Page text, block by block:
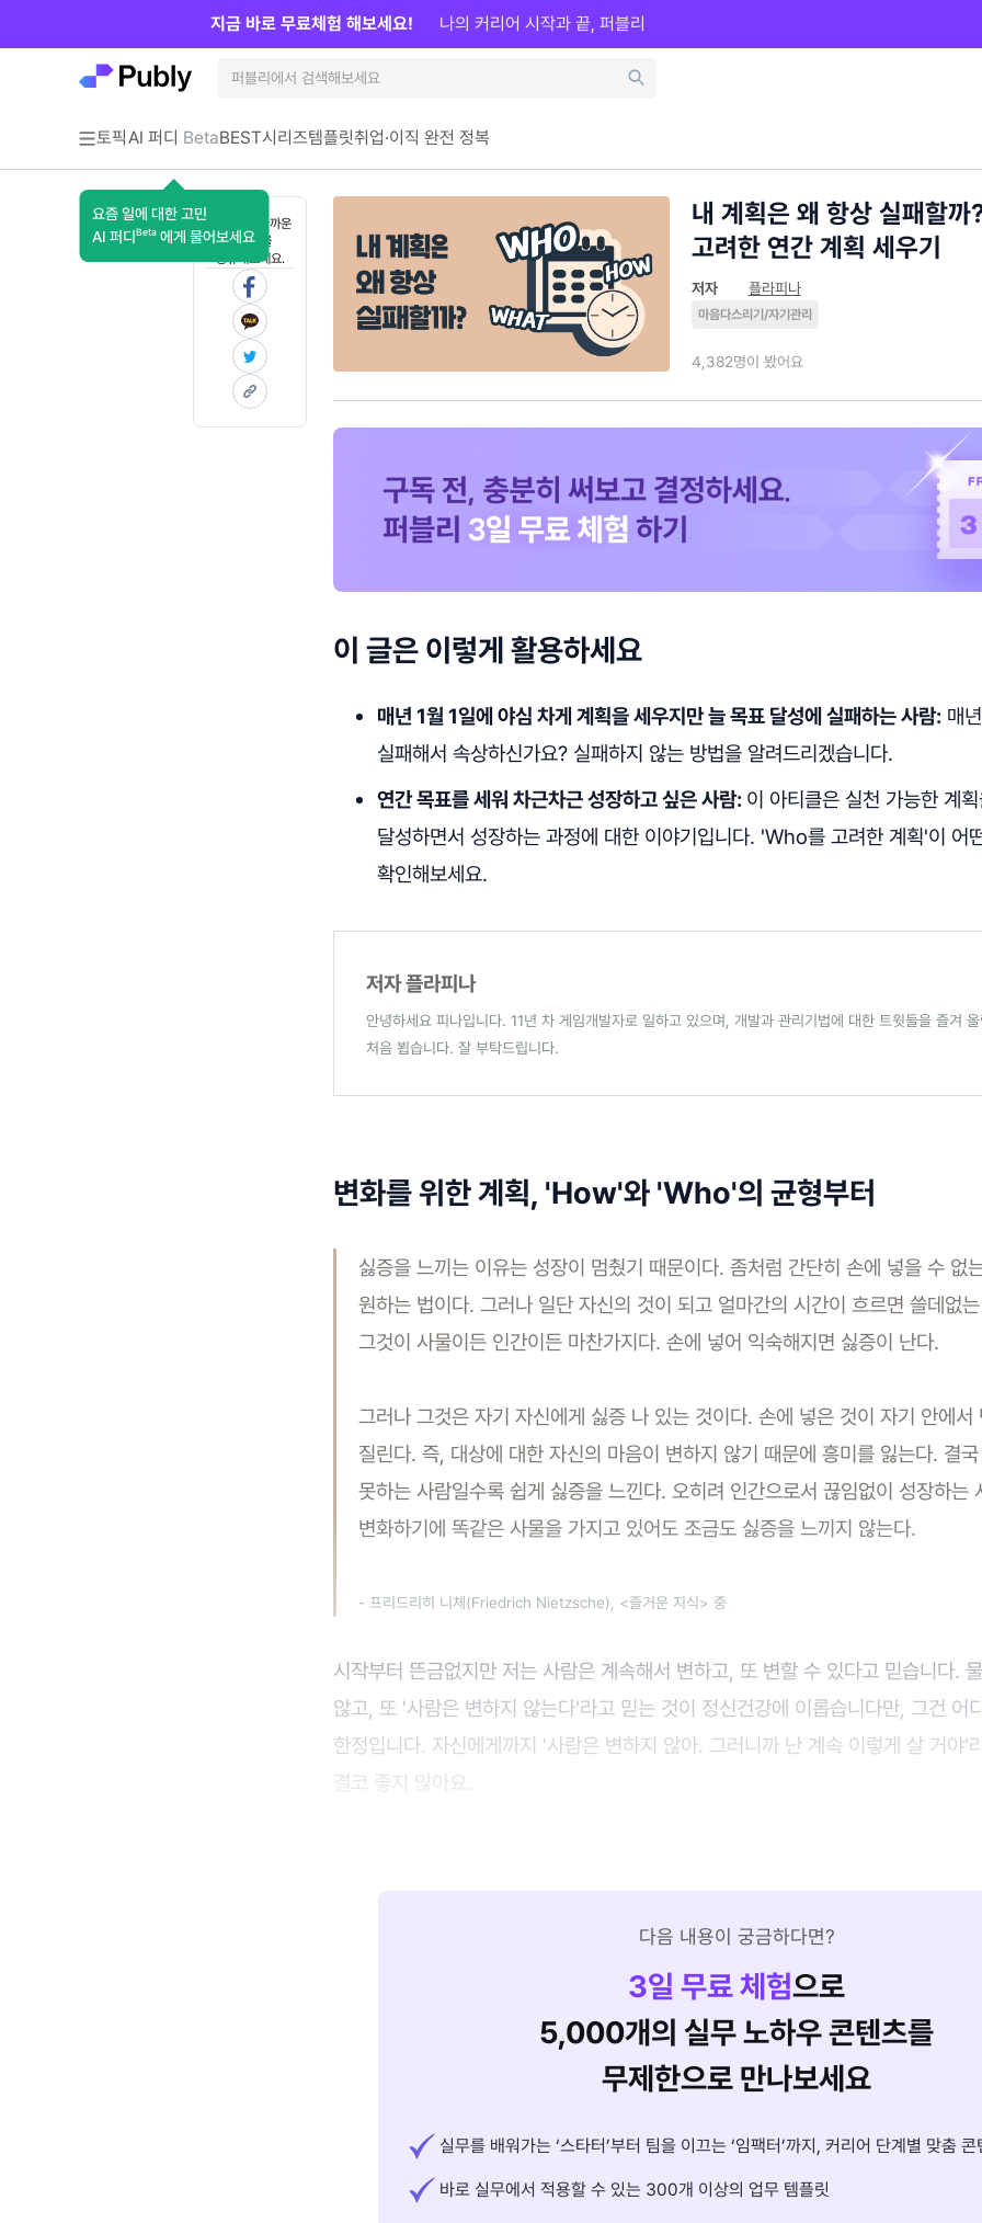
토픽AI 퍼디 Beta
요즘 일에 대한 고민
AI 퍼디 Beta 에게 물어보세요
BEST시리즈템플릿취업·이직 완전 정복
지금 바로 무료체험 해보세요! 나의 커리어 시작과 끝, 퍼블리
혼자 보기 아까운
콘텐츠를
공유해보세요.
내 계획은 왜 항상 실패할
고려한 연간 계획 세우기
저자 플라피나
마음다스리기/자기관리
4,382명이 봤어요
이 글은 이렇게 활용하세요
매년 1월 1일에 야심 차게 계획을 세우지만 늘 목표 달성에 실패하는 사람: 매
실패해서 속상하신가요? 실패하지 않는 방법을 알려드리겠습니다.
연간 목표를 세워 차근차근 성장하고 싶은 사람: 이 아티클은 실천 가능한 계
달성하면서 성장하는 과정에 대한 이야기입니다. 'Who를 고려한 계획'이 어
확인해보세요.
저자 플라피나
안녕하세요 피나입니다. 11년 차 게임개발자로 일하고 있으며, 개발과 관리기법에 대한 트윗들을 즐겨
처음 뵙습니다. 잘 부탁드립니다.
변화를 위한 계획, 'How'와 'Who'의 균형부터
싫증을 느끼는 이유는 성장이 멈췄기 때문이다. 좀처럼 간단히 손에 넣을 수 없
원하는 법이다. 그러나 일단 자신의 것이 되고 얼마간의 시간이 흐르면 쓸데없
그것이 사물이든 인간이든 마찬가지다. 손에 넣어 익숙해지면 싫증이 난다.
그러나 그것은 자기 자신에게 싫증 나 있는 것이다. 손에 넣은 것이 자기 안에서
질린다. 즉, 대상에 대한 자신의 마음이 변하지 않기 때문에 흥미를 잃는다. 결국
못하는 사람일수록 쉽게 싫증을 느낀다. 오히려 인간으로서 끊임없이 성장하는
변화하기에 똑같은 사물을 가지고 있어도 조금도 싫증을 느끼지 않는다.
- 프리드리히 니체(Friedrich Nietzsche), <즐거운 지식> 중
시작부터 뜬금없지만 저는 사람은 계속해서 변하고, 또 변할 수 있다고 믿습니다.
않고, 또 '사람은 변하지 않는다'라고 믿는 것이 정신건강에 이롭습니다만, 그건 어
한정입니다. 자신에게까지 '사람은 변하지 않아. 그러니까 난 계속 이렇게 살 거야'
결코 좋지 않아요.
다음 내용이 궁금하다면?
3일 무료 체험으로
5,000개의 실무 노하우 콘텐츠를
무제한으로 만나보세요
실무를 배워가는 ‘스타터’부터 팀을 이끄는 ‘임팩터’까지, 커리어 단계별 맞춤 콘
바로 실무에서 적용할 수 있는 300개 이상의 업무 템플릿